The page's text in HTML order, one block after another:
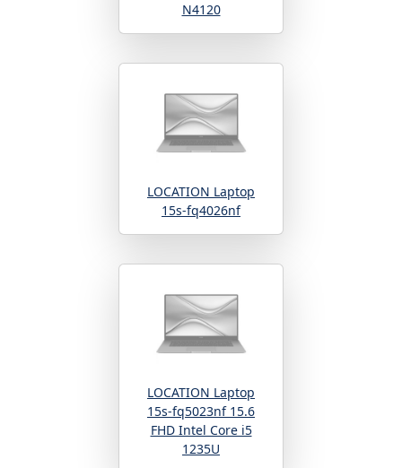
N4120
LOCATION Laptop
15s-fq4026nf
LOCATION Laptop
15s-fq5023nf 15.6
FHD Intel Core i5
1235U